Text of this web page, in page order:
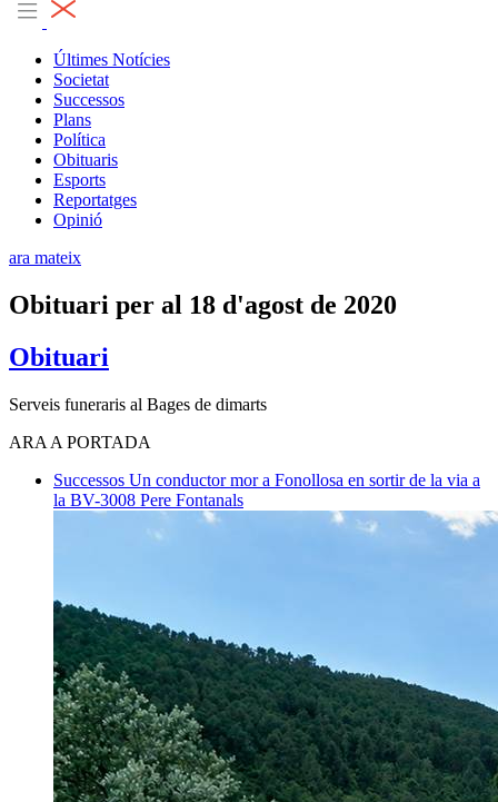
Últimes Notícies
Societat
Successos
Plans
Política
Obituaris
Esports
Reportatges
Opinió
ara mateix
Obituari per al 18 d'agost de 2020
Obituari
Serveis funeraris al Bages de dimarts
ARA A PORTADA
Successos Un conductor mor a Fonollosa en sortir de la via a
la BV-3008 Pere Fontanals